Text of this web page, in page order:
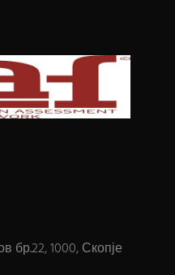
бр.22, 1000, Скопје